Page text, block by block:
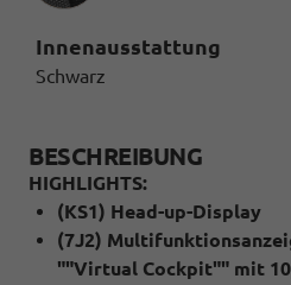
Innenausstattung
Schwarz
BESCHREIBUNG
HIGHLIGHTS:
(KS1) Head-up-Display
(7J2)
""Virtual Cockpit"" mit